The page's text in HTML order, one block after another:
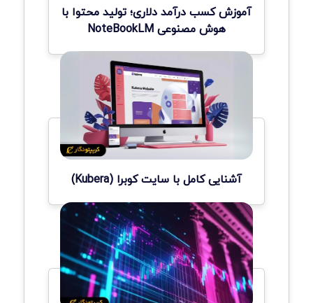
آموزش کسب درآمد دلاری؛ تولید محتوا با
هوش مصنوعی NoteBookLM
آشنایی کامل با سایت کوبرا (Kubera)